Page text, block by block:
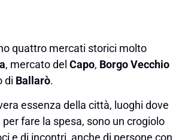
quattro mercati storici molto
, mercato del Capo, Borgo Vecchio
di Ballarò.
essenza della città, luoghi dove
fare la spesa, sono un crogiolo
e di incontri, anche di persone con